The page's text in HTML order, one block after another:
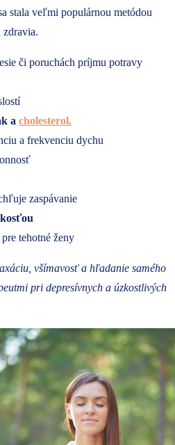
stala veľmi populárnou metódou
zdravia.
či poruchách príjmu potravy
a cholesterol.
a frekvenciu dychu
zaspávanie
tehotné ženy
všímavosť a hľadanie samého
pri depresívnych a úzkostlivých